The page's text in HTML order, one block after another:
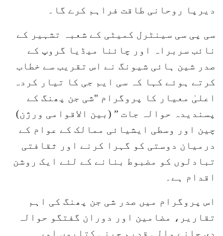
دیرپا روحانی طاقت فراہم کرے گا۔
سی پی سی سینٹرل کمیٹی کے شعبہ تشہیر کے
نائب سربراہ اور چائنا میڈیا گروپ کے
صدر شین ہائی شیونگ نے اس تقریب سے خطاب
کرتے ہوئے کہا کہ سی ایم جی کا تیار کردہ
اعلیٰ معیار کا پروگرام "شی جن پھنگ کے
پسندیدہ حوالہ جات ” (بین الاقوامی ورژن)
چین اور وسطی ایشیائی ممالک کے عوام کے
درمیان دوستی کو گہرا کرنے اور ثقافتی
تبادلوں کو مضبوط بنانے کے لئے ایک روشن
اقدام ہے۔
اس پروگرام میں صدر شی جن پھنگ کی اہم
تقاریر، مضامین اور دوران گفتگو حوالہ
دی جانے والی قدیم چینی کتابوں اور